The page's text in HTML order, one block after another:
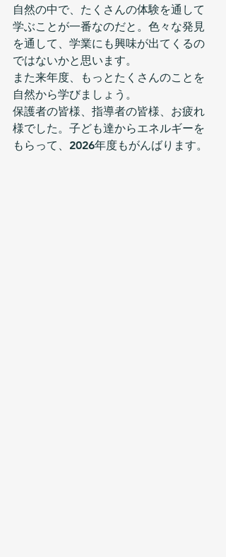
自然の中で、たくさんの体験を通して
学ぶことが一番なのだと。色々な発見
を通して、学業にも興味が出てくるの
ではないかと思います。
また来年度、もっとたくさんのことを
自然から学びましょう。
保護者の皆様、指導者の皆様、お疲れ
様でした。子ども達からエネルギーを
もらって、2026年度もがんばります。